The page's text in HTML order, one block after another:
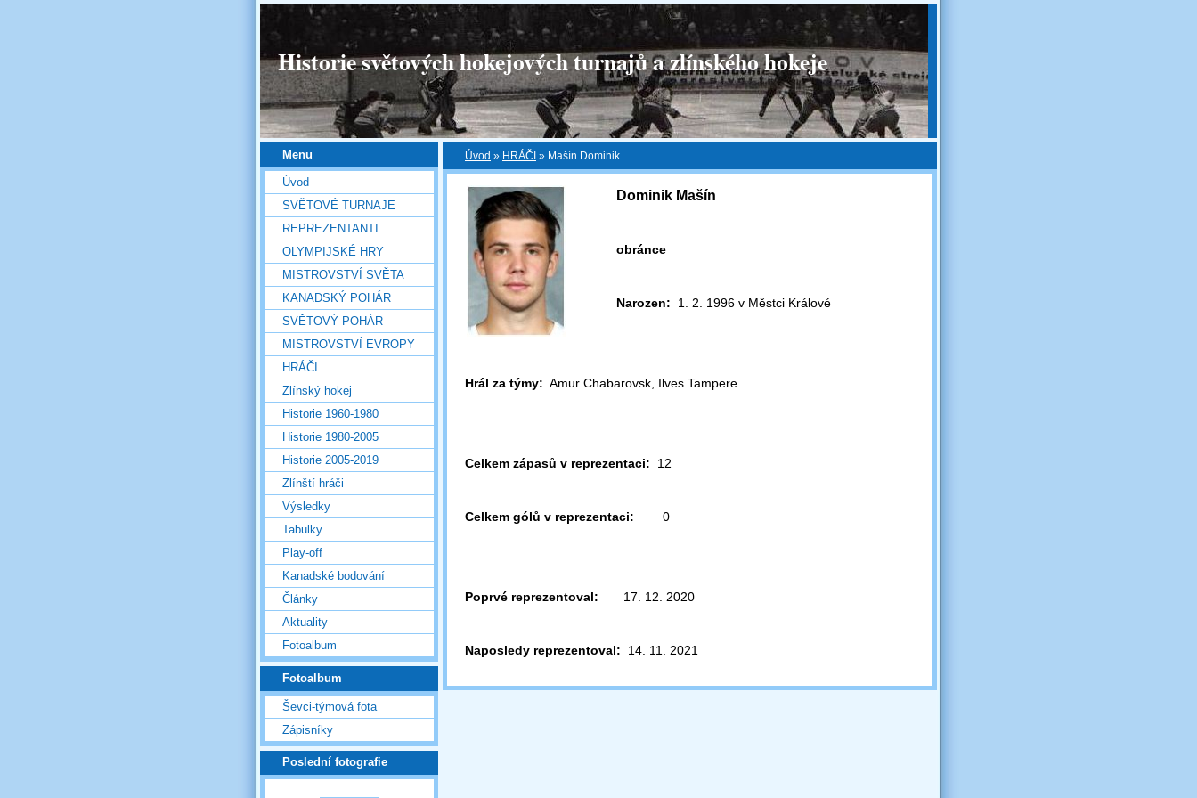
Historie světových hokejových turnajů a zlínského hokeje
Úvod » HRÁČI » Mašín Dominik
Dominik Mašín
obránce
Narozen: 1. 2. 1996 v Městci Králové
Hrál za týmy: Amur Chabarovsk, Ilves Tampere
Celkem zápasů v reprezentaci: 12
Celkem gólů v reprezentaci: 0
Poprvé reprezentoval: 17. 12. 2020
Naposledy reprezentoval: 14. 11. 2021
Menu
Úvod
SVĚTOVÉ TURNAJE
REPREZENTANTI
OLYMPIJSKÉ HRY
MISTROVSTVÍ SVĚTA
KANADSKÝ POHÁR
SVĚTOVÝ POHÁR
MISTROVSTVÍ EVROPY
HRÁČI
Zlínský hokej
Historie 1960-1980
Historie 1980-2005
Historie 2005-2019
Zlínští hráči
Výsledky
Tabulky
Play-off
Kanadské bodování
Články
Aktuality
Fotoalbum
Fotoalbum
Ševci-týmová fota
Zápisníky
Poslední fotografie